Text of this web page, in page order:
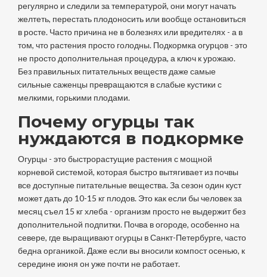
регулярно и следили за температурой, они могут начать
желтеть, перестать плодоносить или вообще остановиться
в росте. Часто причина не в болезнях или вредителях - а в
том, что растения просто голодны. Подкормка огурцов - это
не просто дополнительная процедура, а ключ к урожаю.
Без правильных питательных веществ даже самые
сильные саженцы превращаются в слабые кустики с
мелкими, горькими плодами.
Почему огурцы так
нуждаются в подкормке
Огурцы - это быстрорастущие растения с мощной
корневой системой, которая быстро вытягивает из почвы
все доступные питательные вещества. За сезон один куст
может дать до 10-15 кг плодов. Это как если бы человек за
месяц съел 15 кг хлеба - организм просто не выдержит без
дополнительной подпитки. Почва в огороде, особенно на
севере, где выращивают огурцы в Санкт-Петербурге, часто
бедна органикой. Даже если вы вносили компост осенью, к
середине июня он уже почти не работает.